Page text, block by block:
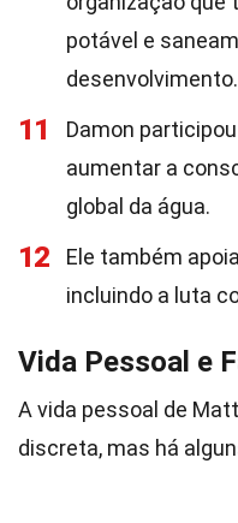
potável e
desenvolvimento.
11
Damon
aumentar a
global da água.
12
Ele também
incluindo a luta
Vida Pessoal e
A vida pessoal de
discreta, mas há